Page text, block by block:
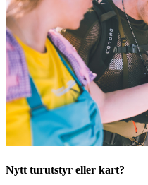
Nytt turutstyr eller kart?